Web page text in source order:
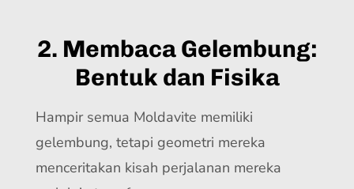
2. Membaca Gelembung:
Bentuk dan Fisika
Hampir semua Moldavite memiliki
gelembung, tetapi geometri mereka
menceritakan kisah perjalanan mereka